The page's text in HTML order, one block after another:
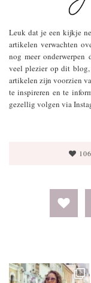
Leuk dat je een kijkje
artikelen verwachten
nog meer
veel plezier op dit
artikelen zijn voorzien
te inspireren en te
gezellig volgen via